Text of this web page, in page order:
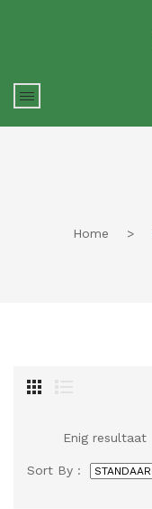
Home >
Enig resultaat
Sort By :